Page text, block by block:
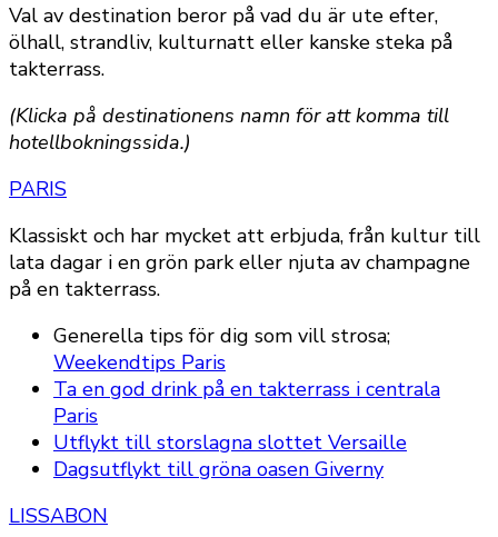
Val av destination beror på vad du är ute efter,
ölhall, strandliv, kulturnatt eller kanske steka på
takterrass.
(Klicka på destinationens namn för att komma till
hotellbokningssida.)
PARIS
Klassiskt och har mycket att erbjuda, från kultur till
lata dagar i en grön park eller njuta av champagne
på en takterrass.
Generella tips för dig som vill strosa;
Weekendtips Paris
Ta en god drink på en takterrass i centrala
Paris
Utflykt till storslagna slottet Versaille
Dagsutflykt till gröna oasen Giverny
LISSABON